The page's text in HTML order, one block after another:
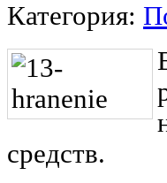
Категория:
средств.